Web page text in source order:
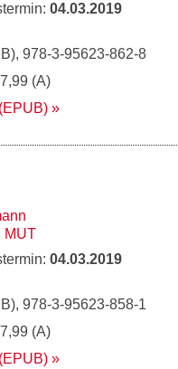
04.03.2019
978-3-95623-862-8
7,99 (A)
MUT
04.03.2019
978-3-95623-858-1
7,99 (A)